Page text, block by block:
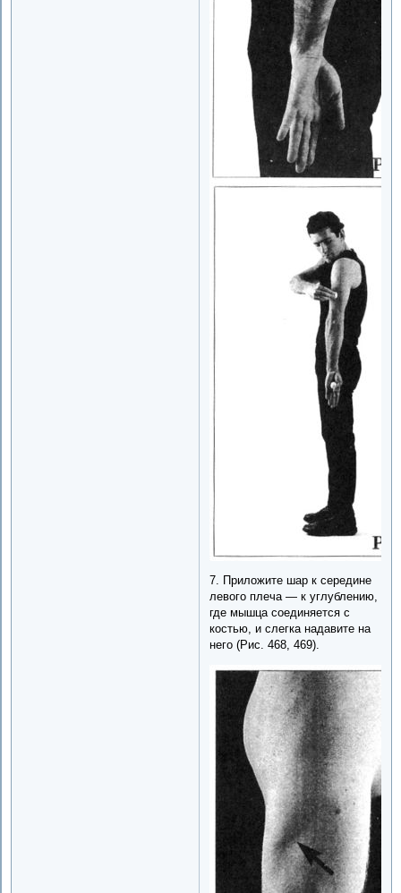
7. Приложите шар к середине
левого плеча — к углублению,
где мышца соединяется с
костью, и слегка надавите на
него (Рис. 468, 469).